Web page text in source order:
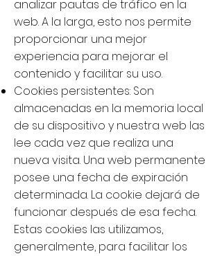
analizar pautas de tráfico en la
web. A la larga, esto nos permite
proporcionar una mejor
experiencia para mejorar el
contenido y facilitar su uso.
Cookies persistentes: Son
almacenadas en la memoria local
de su dispositivo y nuestra web las
lee cada vez que realiza una
nueva visita. Una web permanente
posee una fecha de expiración
determinada. La cookie dejará de
funcionar después de esa fecha.
Estas cookies las utilizamos,
generalmente, para facilitar los